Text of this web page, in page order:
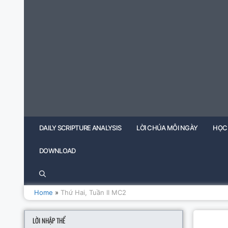
DAILY SCRIPTURE ANALYSIS LỜI CHÚA MỖI NGÀY
DOWNLOAD
Home » Thứ Hai, Tuần II MC2
LỜI NHẬP THỂ